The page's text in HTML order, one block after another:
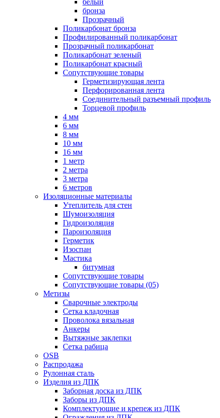
белый
бронза
Прозрачный
Поликарбонат бронза
Профилированный поликарбонат
Прозрачный поликарбонат
Поликарбонат зеленый
Поликарбонат красный
Сопутствующие товары
Герметизирующая лента
Перфорированная лента
Соединительный разъемный профиль
Торцевой профиль
4 мм
6 мм
8 мм
10 мм
16 мм
1 метр
2 метра
3 метра
6 метров
Изоляционные материалы
Утеплитель для стен
Шумоизоляция
Гидроизоляция
Пароизоляция
Герметик
Изоспан
Мастика
битумная
Сопутствующие товары
Сопутствующие товары (05)
Метизы
Сварочные электроды
Сетка кладочная
Проволока вязальная
Анкеры
Вытяжные заклепки
Сетка рабица
OSB
Распродажа
Рулонная сталь
Изделия из ДПК
Заборная доска из ДПК
Заборы из ДПК
Комплектующие и крепеж из ДПК